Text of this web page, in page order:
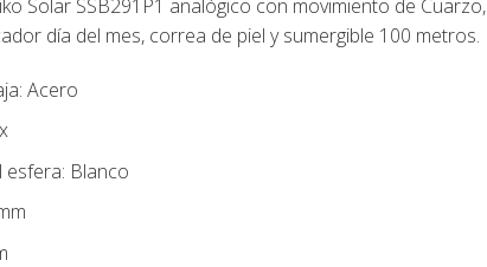
242,00€.
Solar SSB291P1 analógico con movimiento de Cuarzo,
día del mes, correa de piel y sumergible 100 metros.
Acero
esfera: Blanco